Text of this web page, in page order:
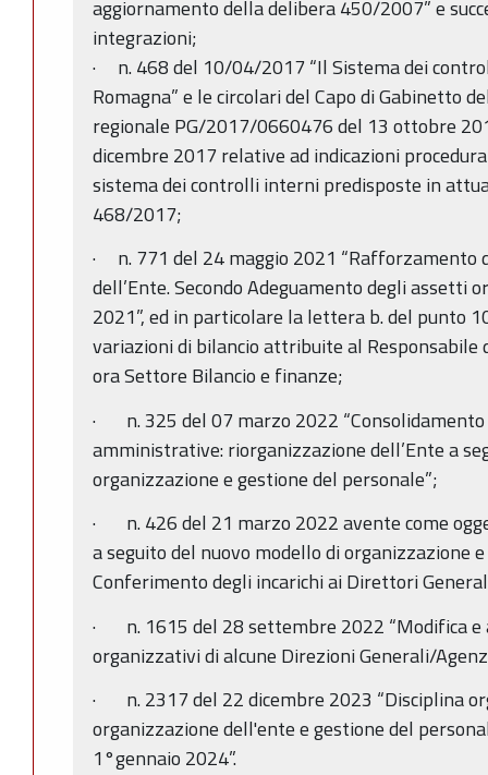
aggiornamento della delibera 450/2007” e
integrazioni;
· n. 468 del 10/04/2017 “Il Sistema dei
Romagna” e le circolari del Capo di Gabinetto
regionale PG/2017/0660476 del 13 ottobre
dicembre 2017 relative ad indicazioni
sistema dei controlli interni predisposte in
468/2017;
· n. 771 del 24 maggio 2021 “Rafforzamento
dell’Ente. Secondo Adeguamento degli assetti
2021”, ed in particolare la lettera b. del punto
variazioni di bilancio attribuite al Responsabile
ora Settore Bilancio e finanze;
· n. 325 del 07 marzo 2022
amministrative: riorganizzazione dell’Ente a
organizzazione e gestione del personale”;
· n. 426 del 21 marzo 2022 avente come
a seguito del nuovo modello di organizzazione
Conferimento degli incarichi ai Direttori
· n. 1615 del 28 settembre 2022 “Modifica e
organizzativi di alcune Direzioni Generali/
· n. 2317 del 22 dicembre 2023 “Disciplina
organizzazione dell'ente e gestione del
1°gennaio 2024”.